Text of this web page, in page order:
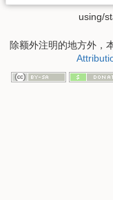
using/
除额外注明的地方外，